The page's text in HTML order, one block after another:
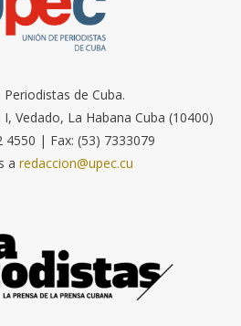
de Cuba.
Vedado, La Habana Cuba (10400)
4550 | Fax: (53) 7333079
a redaccion@upec.cu